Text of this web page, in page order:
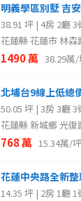
明義學區別墅 吉
38.91 坪 | 4房 2廳 3
花蓮縣 花蓮市 林森
1490 萬 38.29萬
北埔台9線上低總
50.05 坪 | 3房 3廳 3
花蓮縣 新城鄉 光復
768 萬 15.34萬/坪
14.35 坪 | 2房 1廳 1